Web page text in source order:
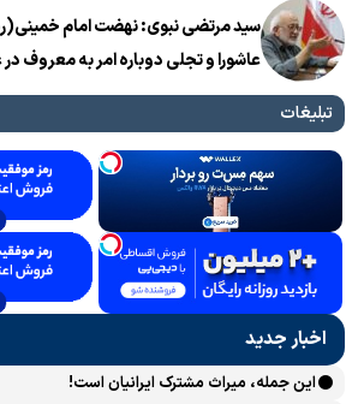
سید مرتضی نبوی: نهضت امام
عاشورا و تجلی دوباره امر به معروف
تبلیغات
اخبار جدید
این جمله، میراث مشترک ایرانیان است!